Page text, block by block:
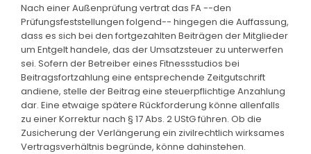
Nach einer Außenprüfung vertrat das FA --den
Prüfungsfeststellungen folgend-- hingegen die Auffassung,
dass es sich bei den fortgezahlten Beiträgen der Mitglieder
um Entgelt handele, das der Umsatzsteuer zu unterwerfen
sei. Sofern der Betreiber eines Fitnessstudios bei
Beitragsfortzahlung eine entsprechende Zeitgutschrift
andiene, stelle der Beitrag eine steuerpflichtige Anzahlung
dar. Eine etwaige spätere Rückforderung könne allenfalls
zu einer Korrektur nach § 17 Abs. 2 UStG führen. Ob die
Zusicherung der Verlängerung ein zivilrechtlich wirksames
Vertragsverhältnis begründe, könne dahinstehen.